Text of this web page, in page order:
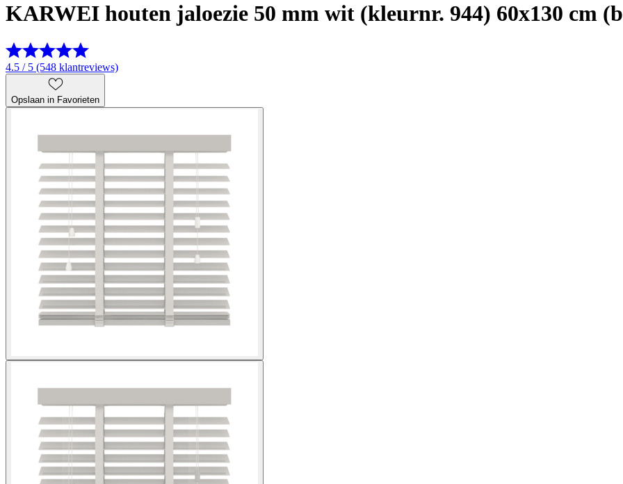
KARWEI houten jaloezie 50 mm wit (kleurnr. 944) 60x130 cm
4.5 / 5 (548 klantreviews)
Opslaan in Favorieten